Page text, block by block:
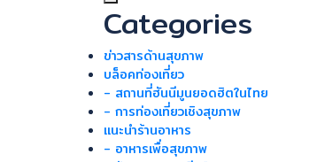
Categories
ข่าวสารด้านสุขภาพ
บล็อคท่องเที่ยว
- สถานที่ฮันนีมูนยอดฮิตในไทย
- การท่องเที่ยวเชิงสุขภาพ
แนะนำร้านอาหาร
- อาหารเพื่อสุขภาพ